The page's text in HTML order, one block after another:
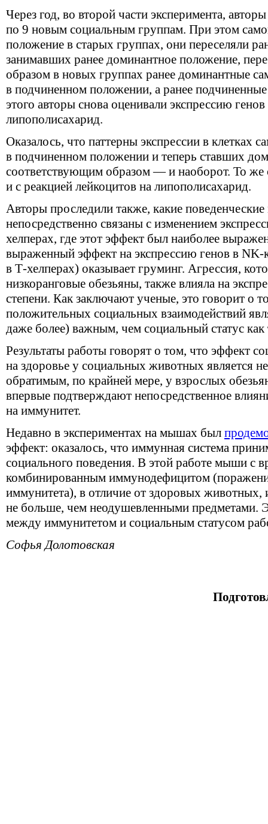
Через год, во второй части эксперимента,
по 9 новым социальным группам. При этом
положение в старых группах, они переселяли
занимавших ранее доминантное положение,
образом в новых группах ранее доминантные
в подчиненном положении, а ранее
этого авторы снова оценивали экспрессию
липополисахарид.
Оказалось, что паттерны экспрессии в клетках
в подчиненном положении и теперь ставших
соответствующим образом — и наоборот. То же
и с реакцией лейкоцитов на липополисахарид.
Авторы проследили также, какие
непосредственно связаны с изменением
хелперах, где этот эффект был наиболее
выраженный эффект на экспрессию генов в NK-
в Т-хелперах) оказывает груминг. Агрессия,
низкоранговые обезьяны, также влияла на
степени. Как заключают ученые, это говорит о
положительных социальных взаимодействий
даже более) важным, чем социальный статус как
Результаты работы говорят о том, что эффект
на здоровье у социальных животных является
обратимым, по крайней мере, у взрослых
впервые подтверждают непосредственное
на иммунитет.
Недавно в экспериментах на мышах был
эффект: оказалось, что иммунная система
социального поведения. В этой работе мыши с
комбинированным иммунодефицитом
иммунитета), в отличие от здоровых животных,
не больше, чем неодушевленными предметами.
между иммунитетом и социальным статусом
Софья Долотовская